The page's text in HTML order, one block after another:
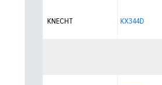
KNECHT KX344D